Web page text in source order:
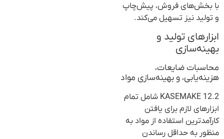
با بخش‌های فروش، پیش‌چاپ
و تولید نیز تسهیل می‌کند.
ابزارهای تولید و
بهینه‌سازی
محاسبات ضایعات،
هزینه‌یابی، و بهینه‌سازی مواد
KASEMAKE 12.2 شامل تمام
ابزارهای لازم برای یافتن
کارآمدترین استفاده از مواد به
منظور به حداقل رساندن